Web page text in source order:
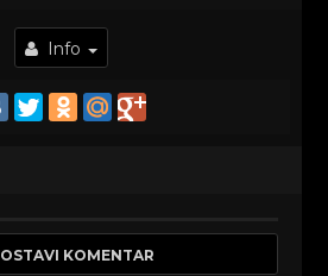
Info
OSTAVI KOMENTAR